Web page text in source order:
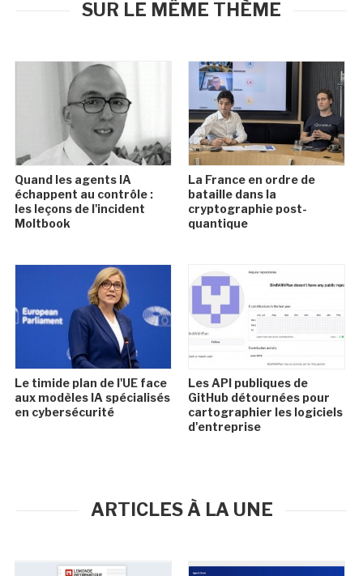
SUR LE MÊME THÈME
Quand les agents IA
échappent au contrôle :
les leçons de l'incident
Moltbook
La France en ordre de
bataille dans la
cryptographie post-
quantique
Le timide plan de l'UE face
aux modèles IA spécialisés
en cybersécurité
Les API publiques de
GitHub détournées pour
cartographier les logiciels
d'entreprise
ARTICLES À LA UNE